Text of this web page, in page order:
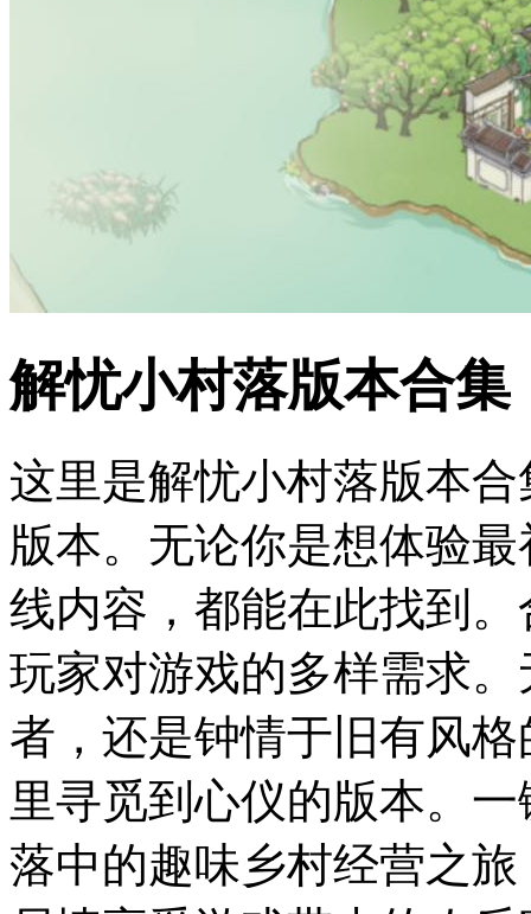
解忧小村落版本合集
这里是解忧小村落版本
版本。无论你是想体验
线内容，都能在此找到
玩家对游戏的多样需求
者，还是钟情于旧有风
里寻觅到心仪的版本。
落中的趣味乡村经营之